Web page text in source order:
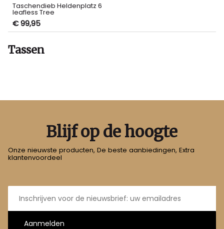
Taschendieb Heldenplatz 6
leafless Tree
€ 99,95
Tassen
Blijf op de hoogte
Onze nieuwste producten, De beste aanbiedingen, Extra
klantenvoordeel
E-
mailadres
Aanmelden